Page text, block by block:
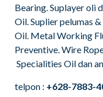
Bearing. Suplayer oli
Oil. Suplier pelumas
Oil. Metal Working
Preventive. Wire
Specialities Oil dan
telpon : +628-7883-